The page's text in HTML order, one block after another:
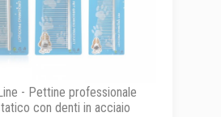
- Pettine professionale
con denti in acciaio